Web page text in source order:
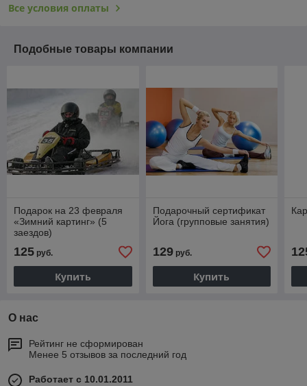
Все условия оплаты
Подобные товары компании
Подарок на 23 февраля
«Зимний картинг» (5
заездов)
125 руб.
Купить
Подарочный сертификат
Йога (групповые занятия)
129руб.
Купить
О нас
Рейтинг не сформирован
Менее 5 отзывов за последний год
Работает с 10.01.2011